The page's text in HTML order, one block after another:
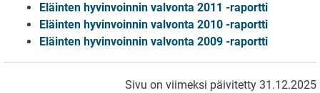
Eläinten hyvinvoinnin valvonta 2011 -raportti
Eläinten hyvinvoinnin valvonta 2010 -raportti
Eläinten hyvinvoinnin valvonta 2009 -raportti
Sivu on viimeksi päivitetty 31.12.2025